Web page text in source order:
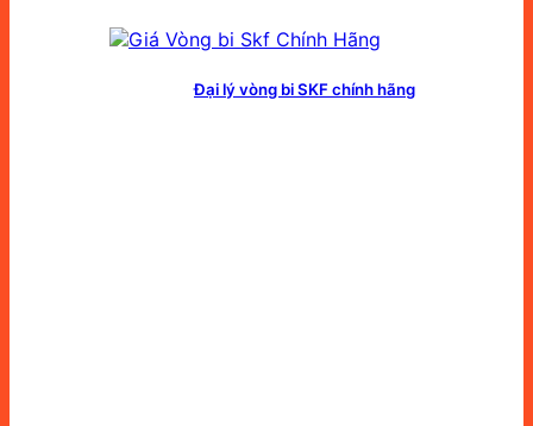
Đại lý vòng bi SKF chính hãng